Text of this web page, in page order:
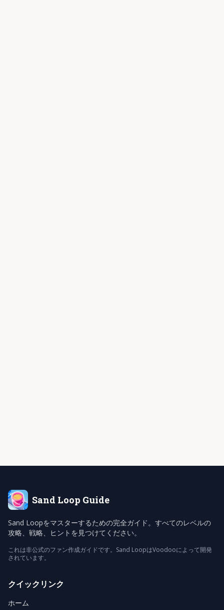
Sand Loop Guide
Sand Loopをマスターするための完全ガイド。すべてのレベルの
攻略、戦略、ヒントを見つけてください。
これは非公式のファン作成ガイドです。Sand LoopはVoodooによって開発
されています。
クイックリンク
ホーム